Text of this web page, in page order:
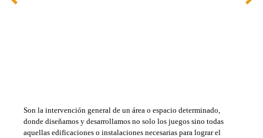
Son la intervención general de un área o espacio determinado,
donde diseñamos y desarrollamos no solo los juegos sino todas
aquellas edificaciones o instalaciones necesarias para lograr el